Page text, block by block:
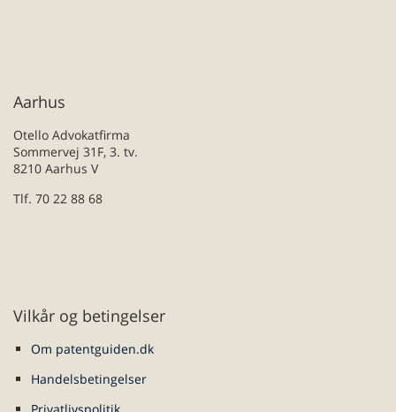
Aarhus
Otello Advokatfirma
Sommervej 31F, 3. tv.
8210 Aarhus V
Tlf. 70 22 88 68
Vilkår og betingelser
Om patentguiden.dk
Handelsbetingelser